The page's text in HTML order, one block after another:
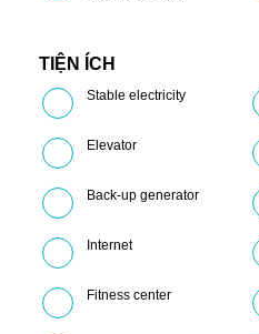
TIỆN ÍCH
Stable electricity
Elevator
Back-up generator
Internet
Fitness center